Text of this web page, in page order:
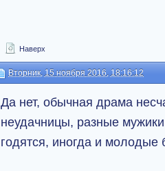
Наверх
Вторник, 15 ноября 2016, 18:16:12
Да нет, обычная драма
неудачницы, разные
годятся, иногда и молодые